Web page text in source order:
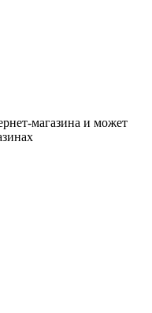
магазина и может